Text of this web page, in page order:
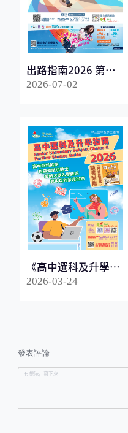
出路指南2026 第一
冊
2026-07-02
《高中選科及升學指
南2026》
2026-03-24
發表評論